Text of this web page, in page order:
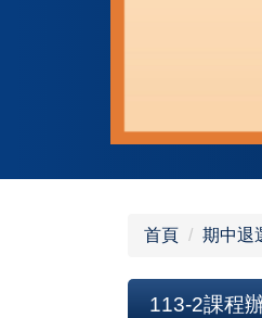
首頁 期中退
113-2課程